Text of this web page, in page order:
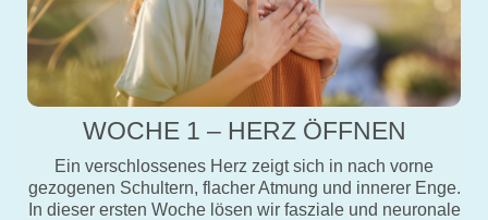
WOCHE 1 – HERZ ÖFFNEN
Ein verschlossenes Herz zeigt sich in nach vorne
gezogenen Schultern, flacher Atmung und innerer Enge.
In dieser ersten Woche lösen wir fasziale und neuronale